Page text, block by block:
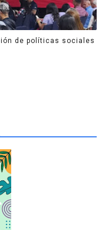
de políticas sociales